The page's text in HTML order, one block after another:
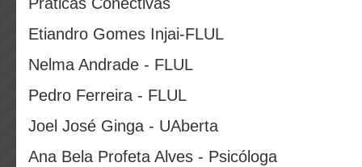
Etiandro Gomes Injai-FLUL
Nelma Andrade - FLUL
Pedro Ferreira - FLUL
Joel José Ginga - UAberta
Ana Bela Profeta Alves - Psicóloga